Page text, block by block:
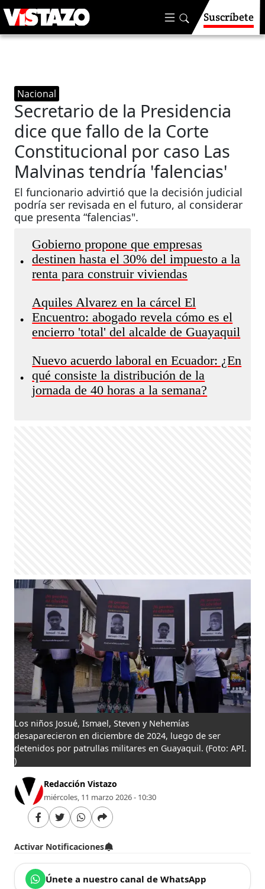
Suscríbete
Nacional
Secretario de la Presidencia
dice que fallo de la Corte
Constitucional por caso Las
Malvinas tendría 'falencias'
El funcionario advirtió que la decisión judicial
podría ser revisada en el futuro, al considerar
que presenta “falencias".
•
Gobierno propone que empresas
destinen hasta el 30% del impuesto a la
renta para construir viviendas
•
Aquiles Alvarez en la cárcel El
Encuentro: abogado revela cómo es el
encierro 'total' del alcalde de Guayaquil
•
Nuevo acuerdo laboral en Ecuador: ¿En
qué consiste la distribución de la
jornada de 40 horas a la semana?
Los niños Josué, Ismael, Steven y Nehemías
desaparecieron en diciembre de 2024, luego de ser
detenidos por patrullas militares en Guayaquil. (Foto: API.
)
Redacción Vistazo
miércoles, 11 marzo 2026 - 10:30
Activar Notificaciones
Únete a nuestro canal de WhatsApp